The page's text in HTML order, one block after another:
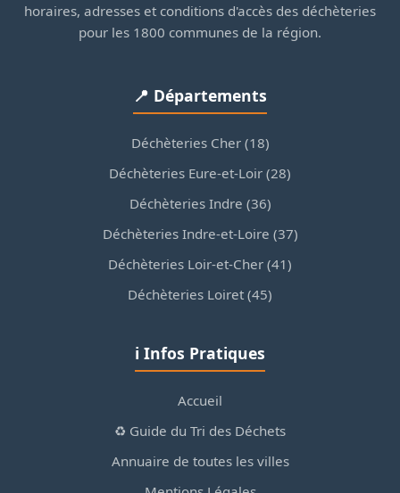
horaires, adresses et conditions d'accès des déchèteries
pour les 1800 communes de la région.
📍 Départements
Déchèteries Cher (18)
Déchèteries Eure-et-Loir (28)
Déchèteries Indre (36)
Déchèteries Indre-et-Loire (37)
Déchèteries Loir-et-Cher (41)
Déchèteries Loiret (45)
ℹ️ Infos Pratiques
Accueil
♻️ Guide du Tri des Déchets
Annuaire de toutes les villes